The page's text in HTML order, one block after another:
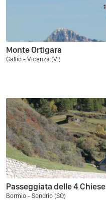
Monte Ortigara
Gallio - Vicenza (VI)
Passeggiata delle 4 Chiese
Bormio - Sondrio (SO)